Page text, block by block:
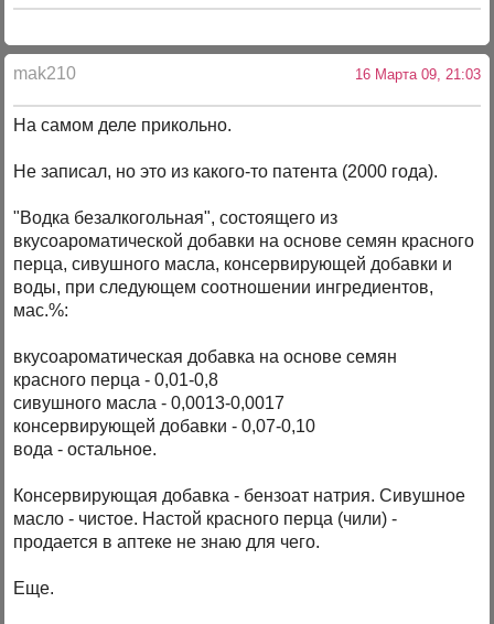
mak210 16 Марта 09, 21:03
На самом деле прикольно.
Не записал, но это из какого-то патента (2000 года).
"Водка безалкогольная", состоящего из
вкусоароматической добавки на основе семян красного
перца, сивушного масла, консервирующей добавки и
воды, при следующем соотношении ингредиентов,
мас.%:
вкусоароматическая добавка на основе семян
красного перца - 0,01-0,8
сивушного масла - 0,0013-0,0017
консервирующей добавки - 0,07-0,10
вода - остальное.
Консервирующая добавка - бензоат натрия. Сивушное
масло - чистое. Настой красного перца (чили) -
продается в аптеке не знаю для чего.
Еще.